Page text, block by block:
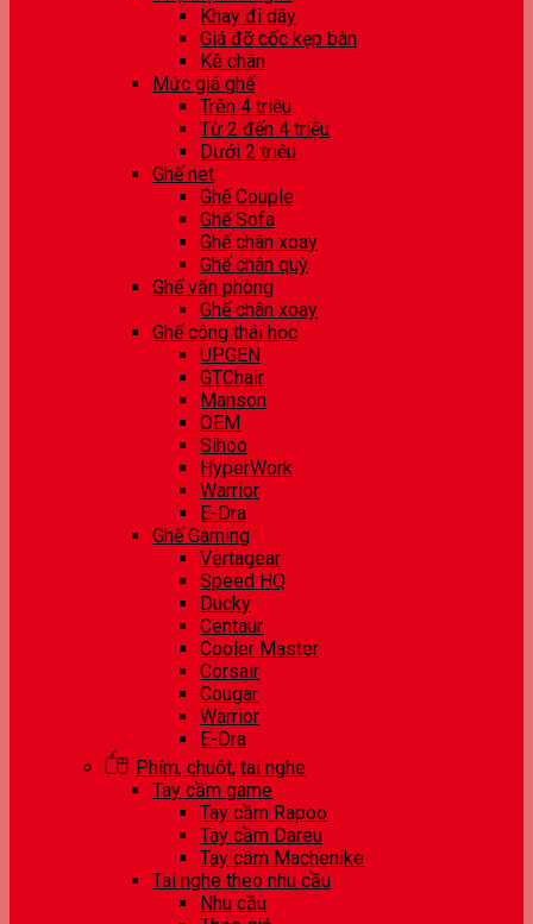
Khay đi dây
Giá đỡ cốc kẹp bàn
Kê chân
Mức giá ghế
Trên 4 triệu
Từ 2 đến 4 triệu
Dưới 2 triệu
Ghế net
Ghế Couple
Ghế Sofa
Ghế chân xoay
Ghế chân quỳ
Ghế văn phòng
Ghế chân xoay
Ghế công thái học
UPGEN
GTChair
Manson
OEM
Sihoo
HyperWork
Warrior
E-Dra
Ghế Gaming
Vertagear
Speed HQ
Ducky
Centaur
Cooler Master
Corsair
Cougar
Warrior
E-Dra
Phím, chuột, tai nghe
Tay cầm game
Tay cầm Rapoo
Tay cầm Dareu
Tay cầm Machenike
Tai nghe theo nhu cầu
Nhu cầu